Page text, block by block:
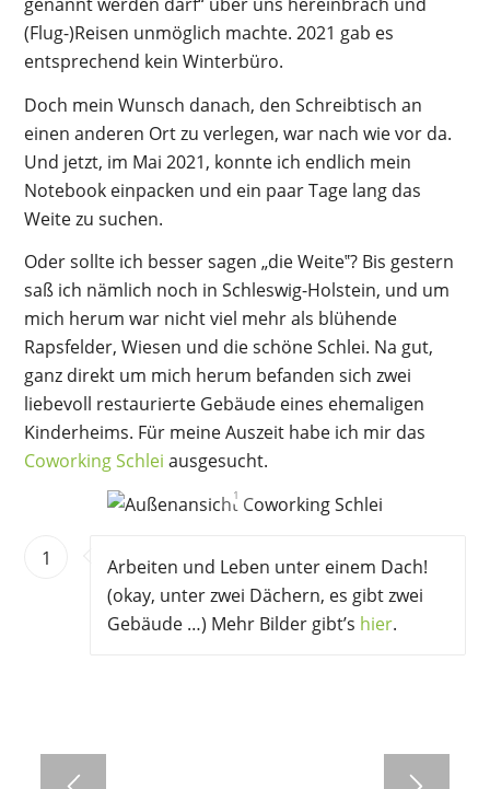
(Flug-)Reisen unmöglich machte. 2021 gab es
entsprechend kein Winterbüro.
Doch mein Wunsch danach, den Schreibtisch an
einen anderen Ort zu verlegen, war nach wie vor da.
Und jetzt, im Mai 2021, konnte ich endlich mein
Notebook einpacken und ein paar Tage lang das
Weite zu suchen.
Oder sollte ich besser sagen „die Weite‟? Bis gestern
saß ich nämlich noch in Schleswig-Holstein, und um
mich herum war nicht viel mehr als blühende
Rapsfelder, Wiesen und die schöne Schlei. Na gut,
ganz direkt um mich herum befanden sich zwei
liebevoll restaurierte Gebäude eines ehemaligen
Kinderheims. Für meine Auszeit habe ich mir das
Coworking Schlei ausgesucht.
1
1
Arbeiten und Leben unter einem Dach!
(okay, unter zwei Dächern, es gibt zwei
Gebäude …) Mehr Bilder gibt’s hier.